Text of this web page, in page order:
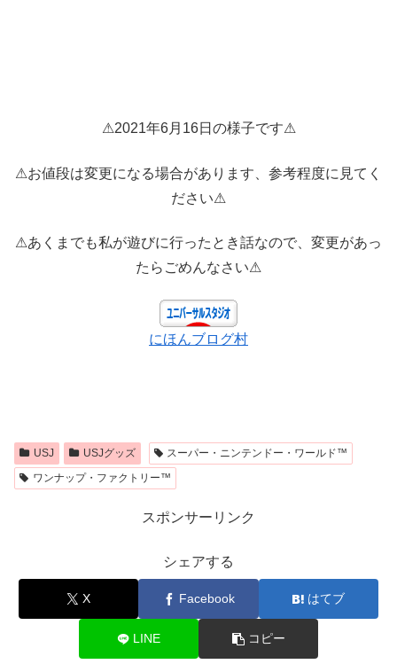
⚠2021年6月16日の様子です⚠
⚠お値段は変更になる場合があります、参考程度に見てく
ださい⚠
⚠あくまでも私が遊びに行ったとき話なので、変更があっ
たらごめんなさい⚠
にほんブログ村
USJ USJグッズ
スーパー・ニンテンドー・ワールド™
ワンナップ・ファクトリー™
スポンサーリンク
シェアする
X Facebook はてブ
LINE コピー